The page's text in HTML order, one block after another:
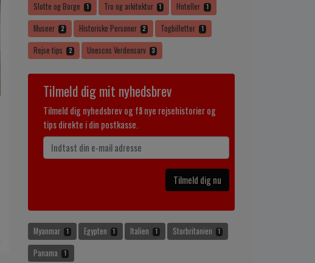
Slotte og Borge 1 Tro og arkitektur 1 Hoteller 1
Museer 2 Historiske Personer 2 Togbilletter 1
Rejse tips 2 Unescos Verdensarv 3
Tilmeld dig mit nyhedsbrev
Tilmeld dig nyhedsbrev og få nye rejsehistorier og
tips direkte i din postkasse.
Tilmeld dig nu
Myanmar 1 Egypten 1 Italien 1 Storbritanien 1
Panama 1